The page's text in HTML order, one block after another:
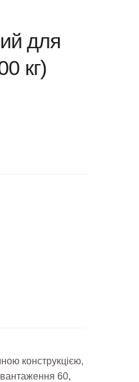
для
кг)
конструкцією,
60,